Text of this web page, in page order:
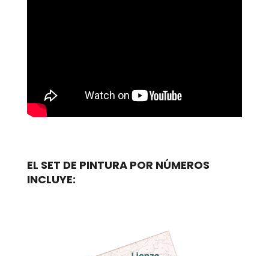
EL SET DE PINTURA POR NÚMEROS
INCLUYE: